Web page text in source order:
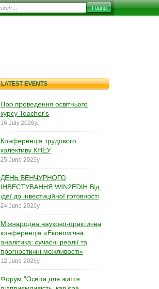
LATEST EVENTS
Про проведення освітнього
курсу Teacher's
16 July 2026y.
Конференція трудового
колективу КНЕУ
25 June 2026y.
ДЕНЬ ВЕНЧУРНОГО
ІНВЕСТУВАННЯ WIN2EDIH Від
ідеї до інвестиційної готовності
24 June 2026y.
Міжнародна науково-практична
конференція «Економічна
аналітика: сучасні реалії та
прогностичні можливості»
12 June 2026y.
Форум "Освіта для життя: